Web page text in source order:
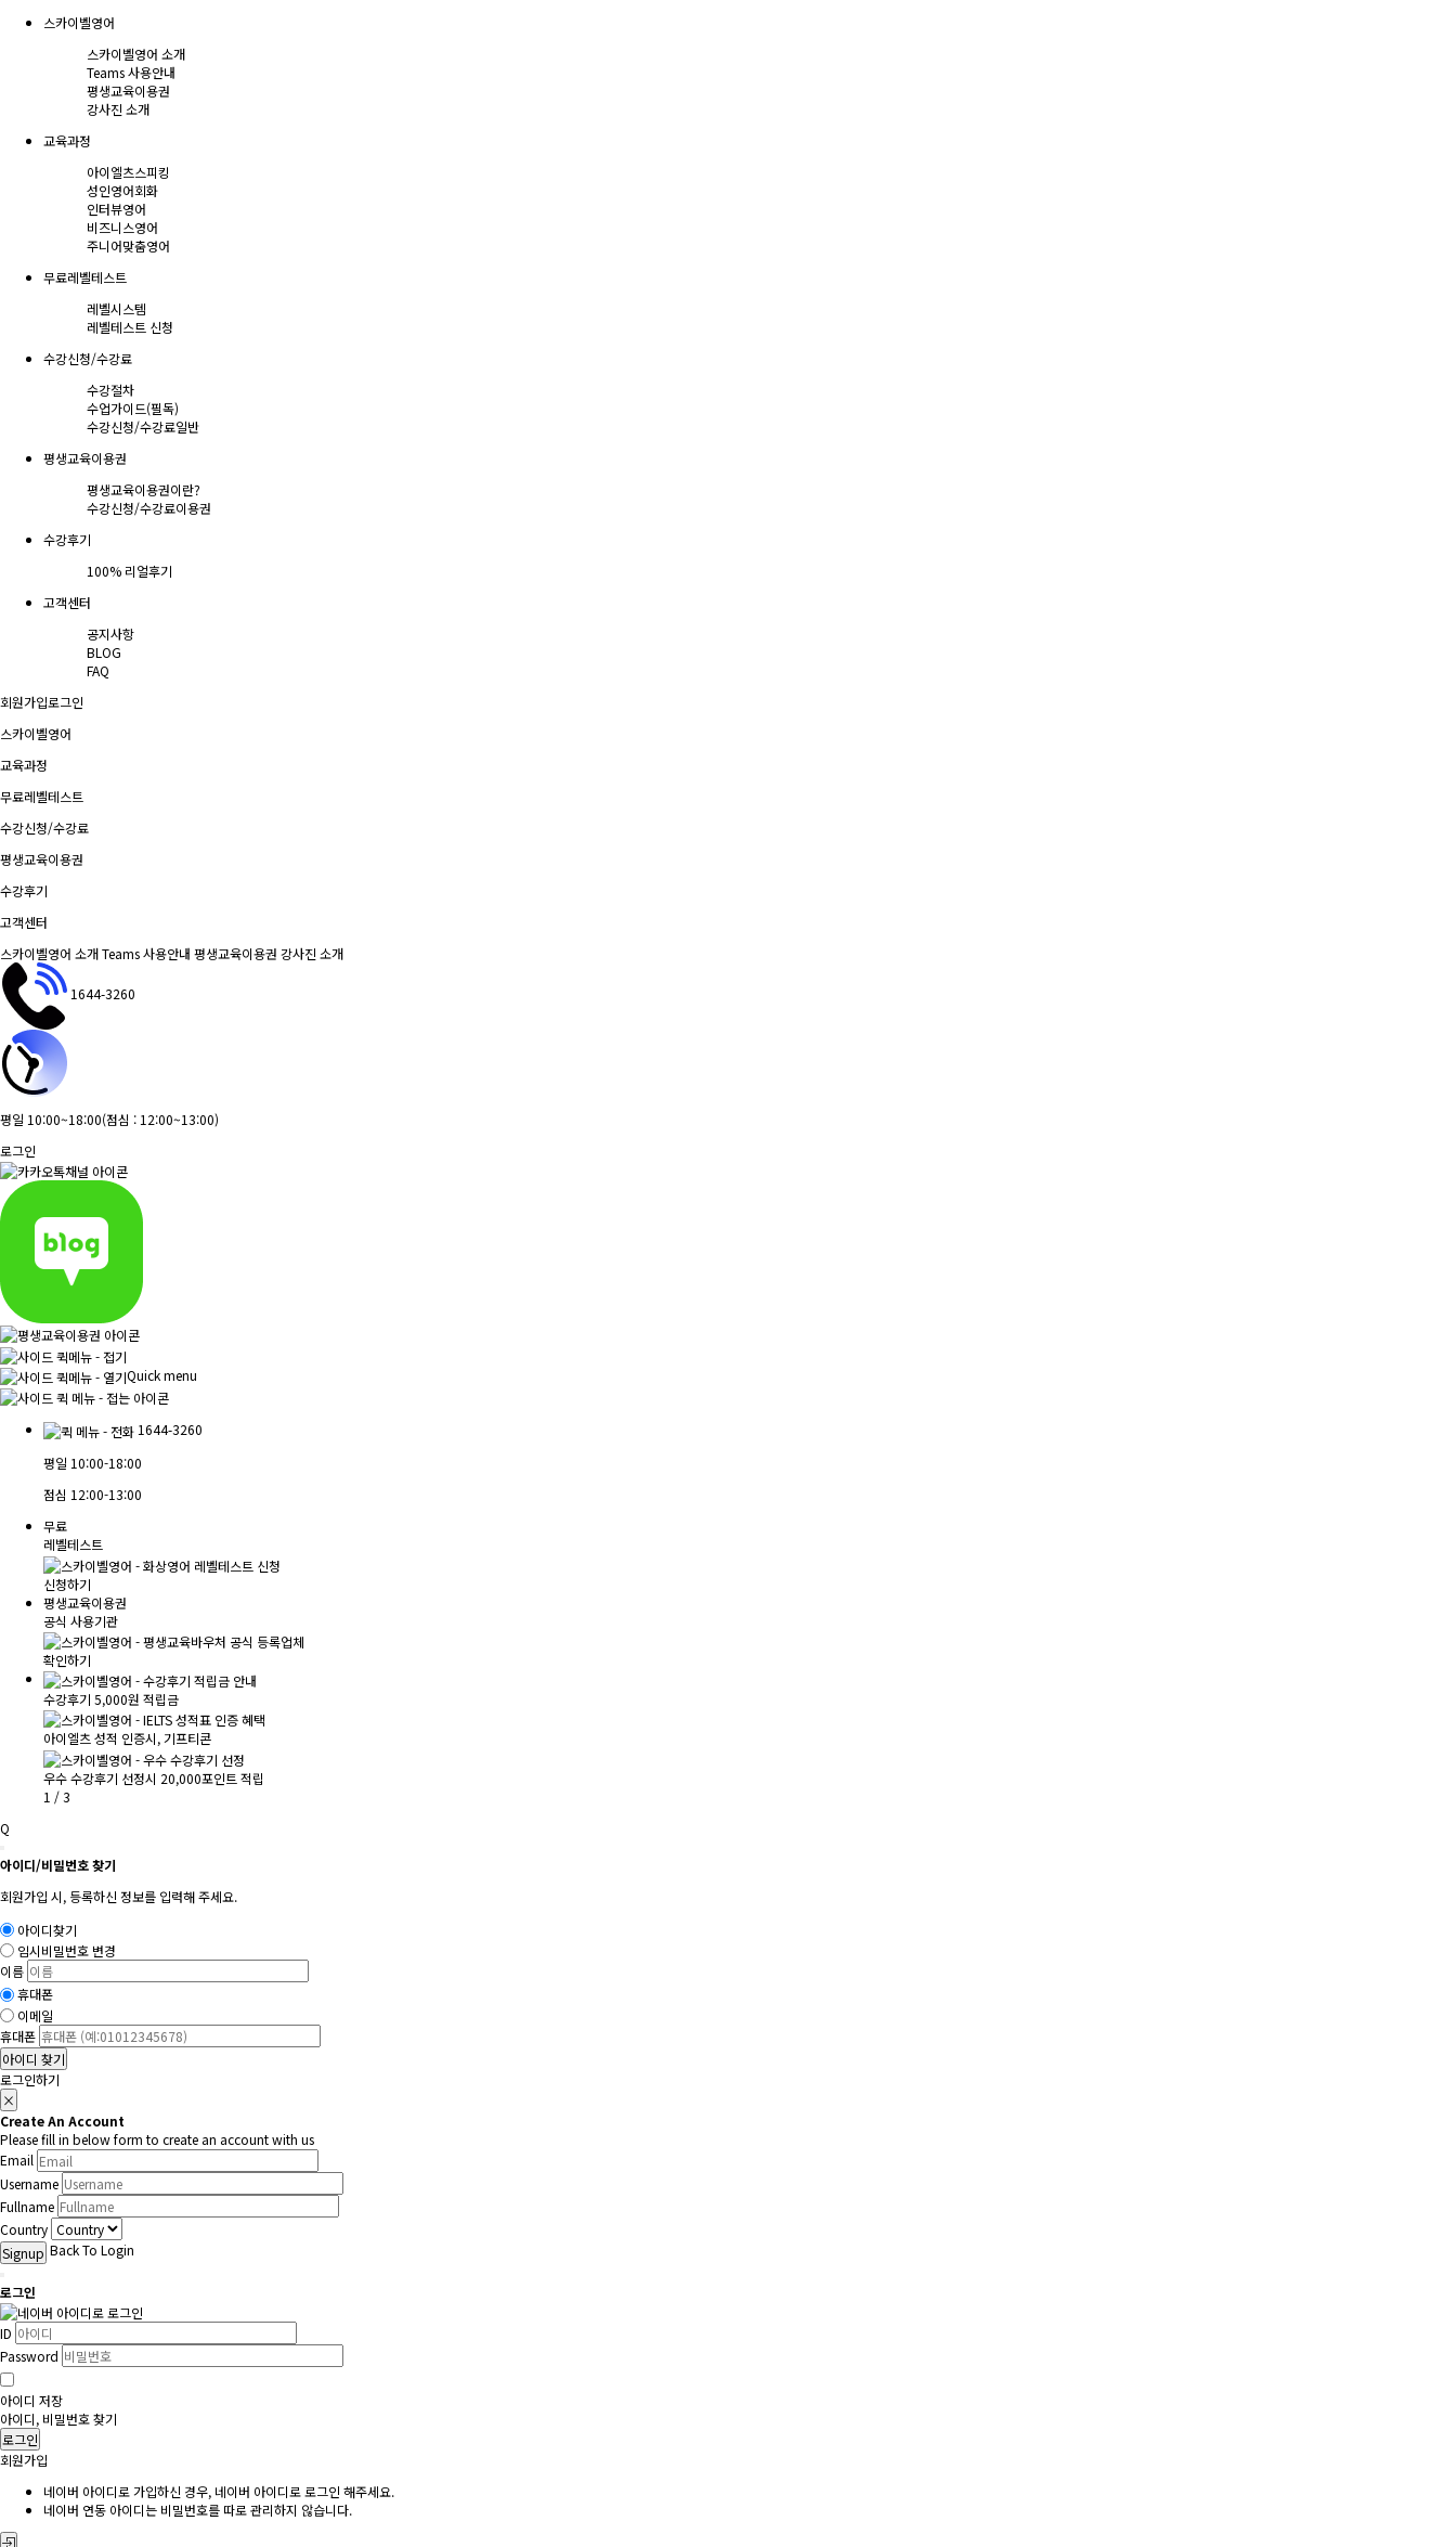
스카이벨영어
스카이벨영어 소개
Teams 사용안내
평생교육이용권
강사진 소개
교육과정
아이엘츠스피킹
성인영어회화
인터뷰영어
비즈니스영어
주니어맞춤영어
무료레벨테스트
레벨시스템
레벨테스트 신청
수강신청/수강료
수강절차
수업가이드(필독)
수강신청/수강료일반
평생교육이용권
평생교육이용권이란?
수강신청/수강료이용권
수강후기
100% 리얼후기
고객센터
공지사항
BLOG
FAQ
회원가입로그인
스카이벨영어
교육과정
무료레벨테스트
수강신청/수강료
평생교육이용권
수강후기
고객센터
스카이벨영어 소개Teams 사용안내 평생교육이용권 강사진 소개
1644-3260
평일 10:00~18:00(점심 : 12:00~13:00)
로그인
Quick menu
1644-3260
평일 10:00-18:00
점심 12:00-13:00
무료
레벨테스트
신청하기
평생교육이용권
공식 사용기관
확인하기
수강후기 5,000원 적립금
아이엘츠 성적 인증시, 기프티콘
우수 수강후기 선정시 20,000포인트 적립
1 /3
Q
아이디/비밀번호 찾기
회원가입 시, 등록하신 정보를 입력해 주세요.
아이디찾기
임시비밀번호 변경
이름
휴대폰
이메일
휴대폰
아이디 찾기
로그인하기
×
Create An Account
Please fill in below form to create an account with us
Email
Username
Fullname
Country
Signup Back To Login
로그인
ID
Password
아이디 저장
아이디, 비밀번호 찾기
로그인
회원가입
네이버 아이디로 가입하신 경우, 네이버 아이디로 로그인 해주세요.
네이버 연동 아이디는 비밀번호를 따로 관리하지 않습니다.